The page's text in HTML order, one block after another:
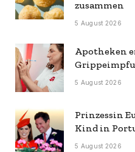
zusammen
5 August 2026
Apotheken
5 August 2026
Prinzessin
Kind in
5 August 2026